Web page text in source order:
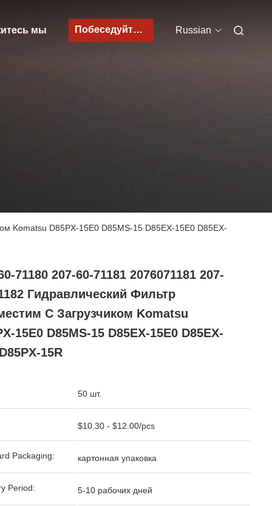
мы Побеседуйте теперь Russian
Komatsu D85PX-15E0 D85MS-15 D85EX-15E0 D85EX-
71180 207-60-71181 2076071181 207-
Гидравлический Фильтр
С Загрузчиком Komatsu
15E0 D85MS-15 D85EX-15E0 D85EX-
15R
50 шт.
$10.30 - $12.00/pcs
Packaging: картонная упаковка
Period: 5-10 рабочих дней